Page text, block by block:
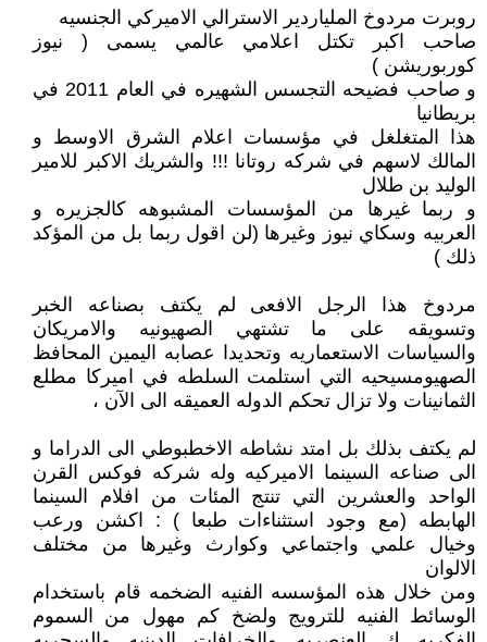
روبرت مردوخ الملياردير الاسترالي الاميركي الجنسيه
صاحب اكبر تكتل اعلامي عالمي يسمى ( نيوز
كوربوريشن )
و صاحب فضيحه التجسس الشهيره في العام 2011 في
بريطانيا
هذا المتغلغل في مؤسسات اعلام الشرق الاوسط و
المالك لاسهم في شركه روتانا !!! والشريك الاكبر للامير
الوليد بن طلال
و ربما غيرها من المؤسسات المشبوهه كالجزيره و
العربيه وسكاي نيوز وغيرها (لن اقول ربما بل من المؤكد
ذلك )
مردوخ هذا الرجل الافعى لم يكتف بصناعه الخبر
وتسويقه على ما تشتهي الصهيونيه والامريكان
والسياسات الاستعماريه وتحديدا عصابه اليمين المحافظ
الصهيومسيحيه التي استلمت السلطه في اميركا مطلع
الثمانينات ولا تزال تحكم الدوله العميقه الى الآن ،
لم يكتف بذلك بل امتد نشاطه الاخطبوطي الى الدراما و
الى صناعه السينما الاميركيه وله شركه فوكس القرن
الواحد والعشرين التي تنتج المئات من افلام السينما
الهابطه (مع وجود استثناءات طبعا ) : اكشن ورعب
وخيال علمي واجتماعي وكوارث وغيرها من مختلف
الالوان
ومن خلال هذه المؤسسه الفنيه الضخمه قام باستخدام
الوسائط الفنيه للترويج ولضخ كم مهول من السموم